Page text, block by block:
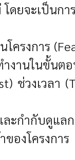
ยจะเป็นกา
ครงการ
งานในขั้นต
ช่วงเวลา
กำกับดูแลก
องโครงกา